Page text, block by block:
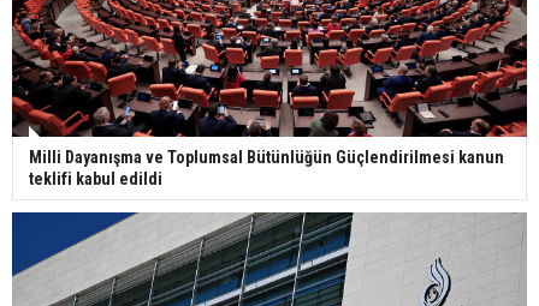
Milli Dayanışma ve Toplumsal Bütünlüğün Güçlendirilmesi kanun
teklifi kabul edildi